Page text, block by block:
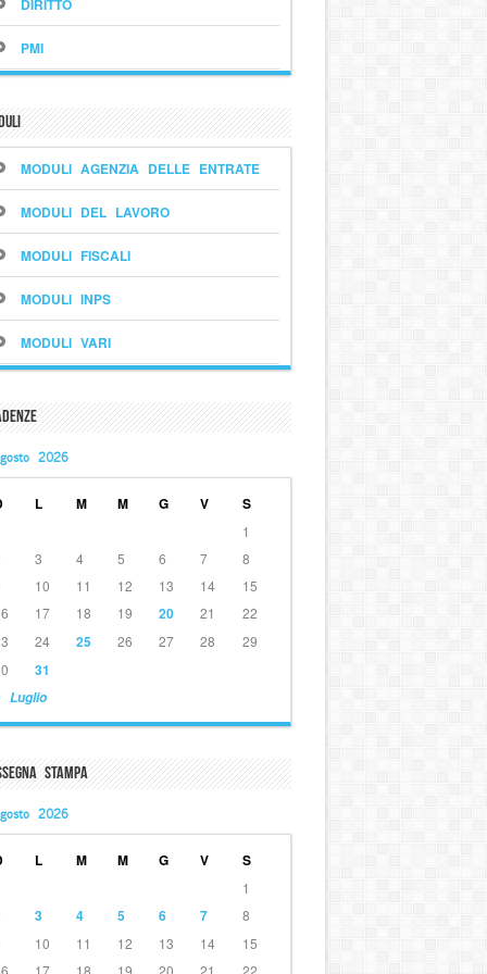
DIRITTO
PMI
MODULI AGENZIA DELLE ENTRATE
MODULI DEL LAVORO
MODULI FISCALI
MODULI INPS
MODULI VARI
2026
L M M G V S
Luglio
1
3 4 5 6 7
8
10 11 12 13 14
15
17 18 19 20 21
22
24 25 26 27 28
29
31
Stampa
2026
L M M G V S
1
3 4 5 6 7
8
10 11 12 13 14
15
17 18 19 20 21 22